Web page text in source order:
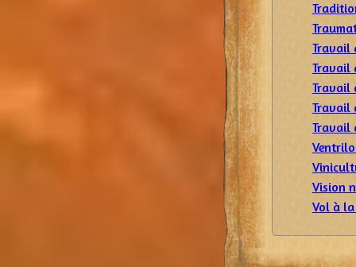
Travail
Travail
Travail
Travail
Travail
Vision
Vol à